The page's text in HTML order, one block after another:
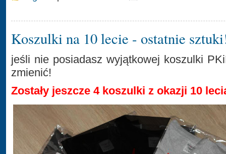
Koszulki na 10 lecie - ostatnie
jeśli nie posiadasz wyjątkowej koszulki
zmienić!
Zostały jeszcze 4 koszulki z okazji 10